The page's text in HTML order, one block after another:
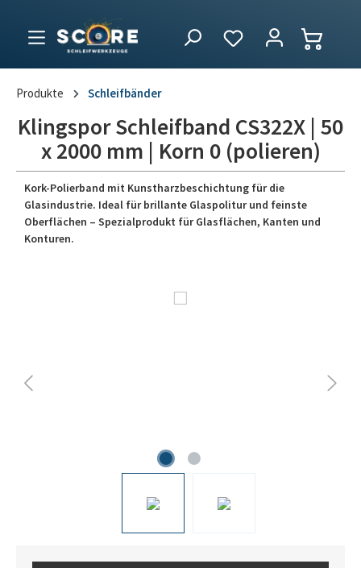
Produkte Schleifbänder
Klingspor Schleifband CS322X | 50
x 2000 mm | Korn 0 (polieren)
Kork-Polierband mit Kunstharzbeschichtung für die
Glasindustrie. Ideal für brillante Glaspolitur und feinste
Oberflächen – Spezialprodukt für Glasflächen, Kanten und
Konturen.